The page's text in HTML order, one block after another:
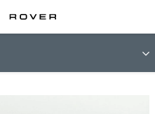
exponente del lujo y la